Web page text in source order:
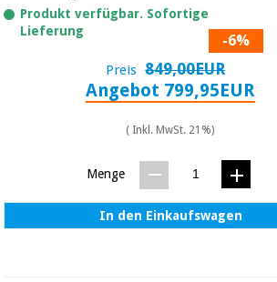
Produkt verfügbar. Sofortige
Lieferung
-6%
Preis 849,00EUR
Angebot 799,95EUR
( Inkl. MwSt. 21%)
Menge
In den Einkaufswagen